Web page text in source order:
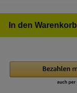
In den Warenkorb